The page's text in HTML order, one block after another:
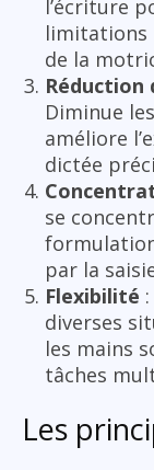
l’écriture
limitations
de la
Réduction
Diminue
améliore
dictée
se
par la
Flexibilité
diverses
les mains
tâches
Les